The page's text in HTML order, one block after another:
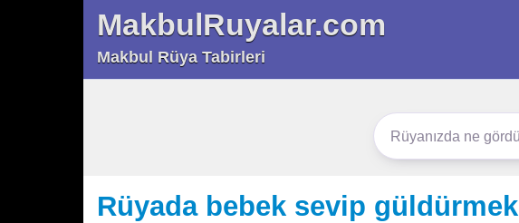
MakbulRuyalar.com
Makbul Rüya Tabirleri
Rüyada bebek sevip güldürmek